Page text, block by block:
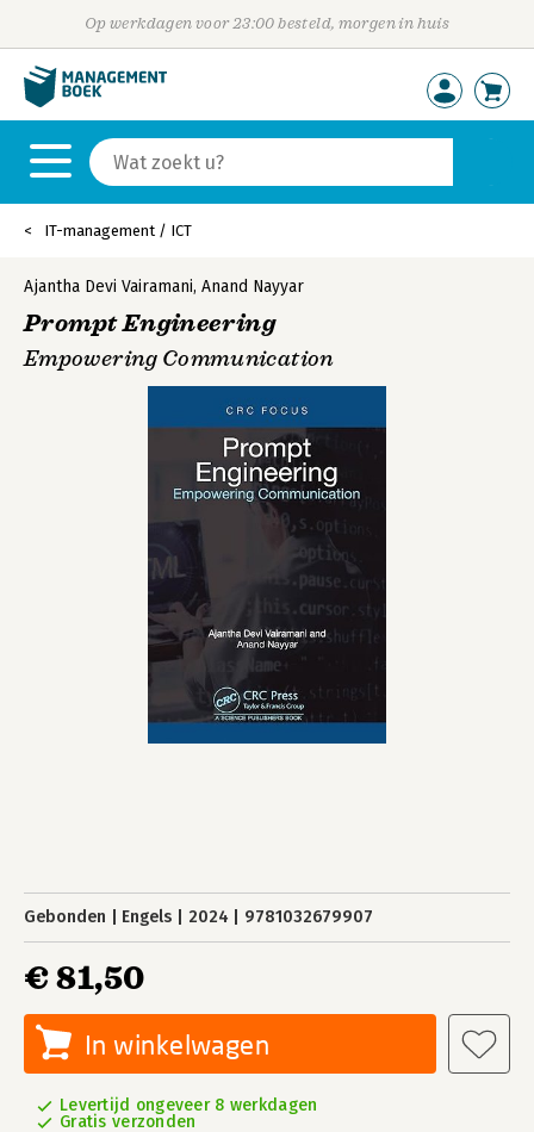
Op werkdagen voor 23:00 besteld, morgen in huis
IT-management / ICT
Ajantha Devi Vairamani, Anand Nayyar
Prompt Engineering
Empowering Communication
Gebonden Engels 2024 9781032679907
€ 81,50
In winkelwagen
Levertijd ongeveer 8 werkdagen
Gratis verzonden